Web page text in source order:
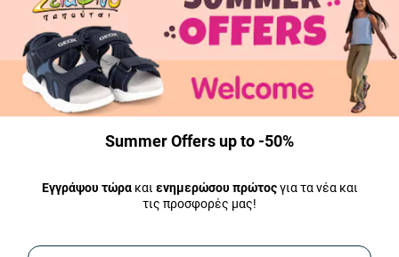
Αποστολή Παραγγελίας
Όλα τα προϊόντα μας είναι άμεσα διαθέσιμα και αποστέλλονται την
ίδια μέρα.
Summer Offers up to -50%
Εγγράψου τώρακαι ενημερώσου πρώτοςγια τα νέα και
τις προσφορές μας!